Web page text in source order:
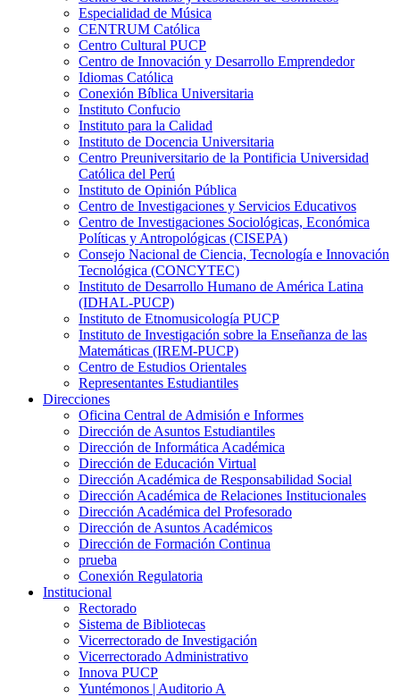
Especialidad de Música
CENTRUM Católica
Centro Cultural PUCP
Centro de Innovación y Desarrollo Emprendedor
Idiomas Católica
Conexión Bíblica Universitaria
Instituto Confucio
Instituto para la Calidad
Instituto de Docencia Universitaria
Centro Preuniversitario de la Pontificia Universidad
Católica del Perú
Instituto de Opinión Pública
Centro de Investigaciones y Servicios Educativos
Centro de Investigaciones Sociológicas, Económica
Políticas y Antropológicas (CISEPA)
Consejo Nacional de Ciencia, Tecnología e Innovación
Tecnológica (CONCYTEC)
Instituto de Desarrollo Humano de América Latina
(IDHAL-PUCP)
Instituto de Etnomusicología PUCP
Instituto de Investigación sobre la Enseñanza de las
Matemáticas (IREM-PUCP)
Centro de Estudios Orientales
Representantes Estudiantiles
Direcciones
Oficina Central de Admisión e Informes
Dirección de Asuntos Estudiantiles
Dirección de Informática Académica
Dirección de Educación Virtual
Dirección Académica de Responsabilidad Social
Dirección Académica de Relaciones Institucionales
Dirección Académica del Profesorado
Dirección de Asuntos Académicos
Dirección de Formación Continua
prueba
Conexión Regulatoria
Institucional
Rectorado
Sistema de Bibliotecas
Vicerrectorado de Investigación
Vicerrectorado Administrativo
Innova PUCP
Yuntémonos | Auditorio A